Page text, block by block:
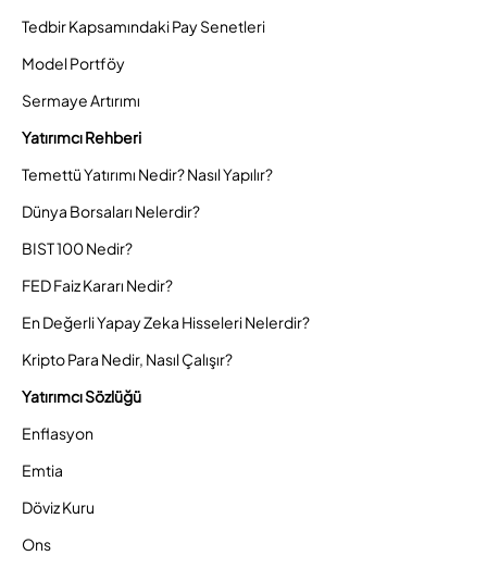
Tedbir Kapsamındaki Pay Senetleri
Model Portföy
Sermaye Artırımı
Yatırımcı Rehberi
Temettü Yatırımı Nedir? Nasıl Yapılır?
Dünya Borsaları Nelerdir?
BIST 100 Nedir?
FED Faiz Kararı Nedir?
En Değerli Yapay Zeka Hisseleri Nelerdir?
Kripto Para Nedir, Nasıl Çalışır?
Yatırımcı Sözlüğü
Enflasyon
Emtia
Döviz Kuru
Ons